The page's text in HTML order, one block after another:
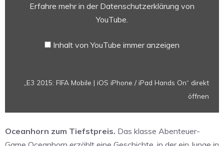
YouTube
Erfahre mehr in der Datenschutzerklärung von
YouTube.
Inhalt von YouTube immer anzeigen
„E3 2015: FIFA Mobile | iOS iPhone / iPad Hands On“ direkt
öffnen
Oceanhorn zum Tiefstpreis. Das klasse Abenteuer-